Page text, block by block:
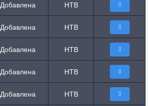
Добавлена НТВ
Добавлена НТВ
Добавлена НТВ
Добавлена НТВ
Добавлена НТВ